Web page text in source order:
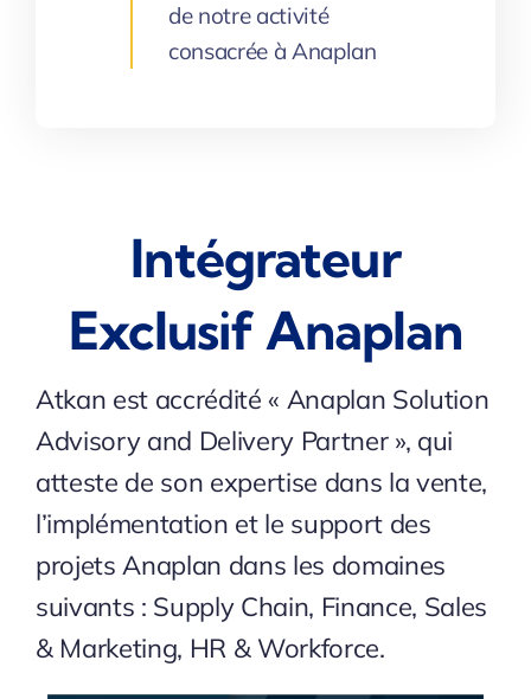
de notre activité
consacrée à Anaplan
Intégrateur
Exclusif Anaplan
Atkan est accrédité « Anaplan Solution
Advisory and Delivery Partner », qui
atteste de son expertise dans la vente,
l’implémentation et le support des
projets Anaplan dans les domaines
suivants : Supply Chain, Finance, Sales
& Marketing, HR & Workforce.